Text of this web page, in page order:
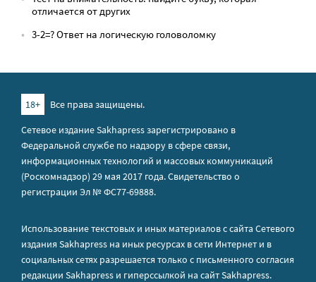
отличается от других
3-2=? Ответ на логическую головоломку
18+
Все права защищены.
Сетевое издание Sakhapress зарегистрировано в
Федеральной службе по надзору в сфере связи,
информационных технологий и массовых коммуникаций
(Роскомнадзор) 29 мая 2017 года. Свидетельство о
регистрации Эл № ФС77-69888.
Использование текстовых и иных материалов с сайта Сетевого
издания Sakhapress на иных ресурсах в сети Интернет и в
социальных сетях разрешается только с письменного согласия
редакции Sakhapress и гиперссылкой на сайт Sakhapress.